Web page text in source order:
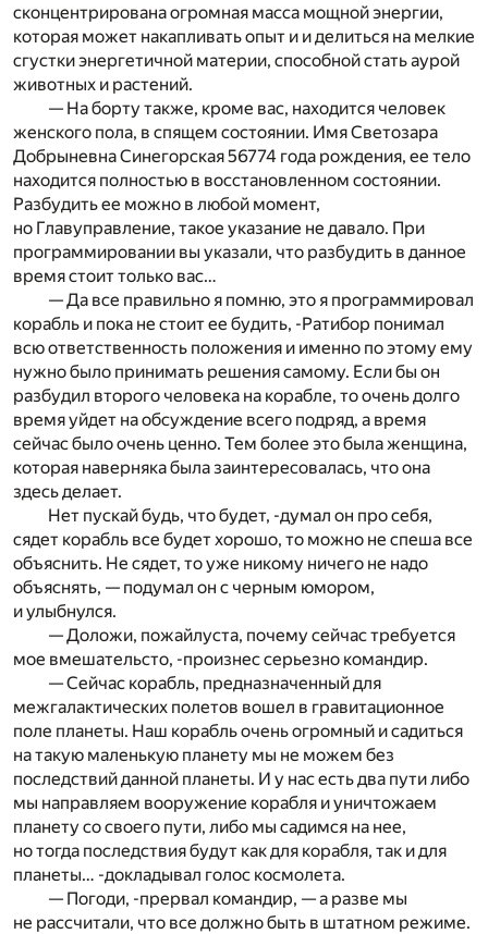
сконцентрирована огромная масса мощной энергии,
которая может накапливать опыт и и делиться на мелкие
сгустки энергетичной материи, способной стать аурой
животных и растений.
— На борту также, кроме вас, находится человек
женского пола, в спящем состоянии. Имя Светозара
Добрыневна Синегорская 56774 года рождения, ее тело
находится полностью в восстановленном состоянии.
Разбудить ее можно в любой момент,
но Главуправление, такое указание не давало. При
программировании вы указали, что разбудить в данное
время стоит только вас…
— Да все правильно я помню, это я программировал
корабль и пока не стоит ее будить, -Ратибор понимал
всю ответственность положения и именно по этому ему
нужно было принимать решения самому. Если бы он
разбудил второго человека на корабле, то очень долго
время уйдет на обсуждение всего подряд, а время
сейчас было очень ценно. Тем более это была женщина,
которая наверняка была заинтересовалась, что она
здесь делает.
Нет пускай будь, что будет, -думал он про себя,
сядет корабль все будет хорошо, то можно не спеша все
объяснить. Не сядет, то уже никому ничего не надо
объяснять, — подумал он с черным юмором,
и улыбнулся.
— Доложи, пожайлуста, почему сейчас требуется
мое вмешательсто, -произнес серьезно командир.
— Сейчас корабль, предназначенный для
межгалактических полетов вошел в гравитационное
поле планеты. Наш корабль очень огромный и садиться
на такую маленькую планету мы не можем без
последствий данной планеты. И у нас есть два пути либо
мы направляем вооружение корабля и уничтожаем
планету со своего пути, либо мы садимся на нее,
но тогда последствия будут как для корабля, так и для
планеты… -докладывал голос космолета.
— Погоди, -прервал командир, — а разве мы
не рассчитали, что все должно быть в штатном режиме.